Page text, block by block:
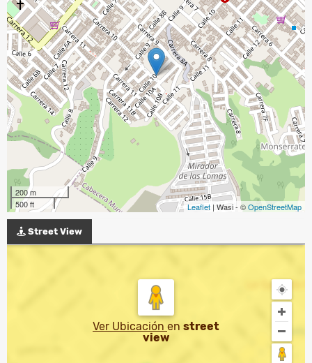
200 m
500 ft
Leaflet | Wasi - ©OpenStreetMap
Street View
Ver Ubicación en street
view